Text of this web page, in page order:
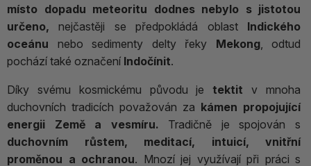
místo dopadu meteoritu dodnes nebylo s jistotou
určeno, nejčastěji se předpokládá oblast Indického
oceánu nebo sedimenty delty řeky Mekong, odtud
pochází také označení Indočínit.
Díky svému kosmickému původu je tektit v mnoha
duchovních tradicích považován za kámen propojující
energii Země a vesmíru. Tradičně je spojován s
duchovním růstem, meditací, intuicí, vnitřní
proměnou a ochranou. Mnozí jej využívají při práci s